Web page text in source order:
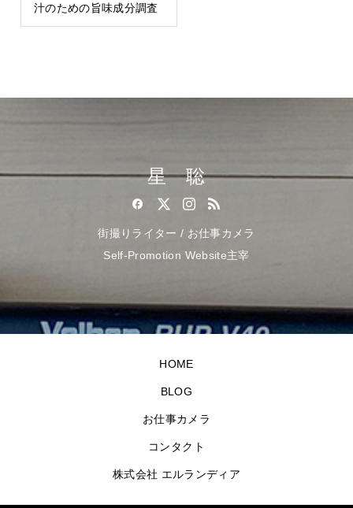
汁のための旨味成分調査
星 聡
街撮りライター / お仕事カメラ
Self-Promotion Website主宰
HOME
BLOG
お仕事カメラ
コンタクト
株式会社 エルランディア